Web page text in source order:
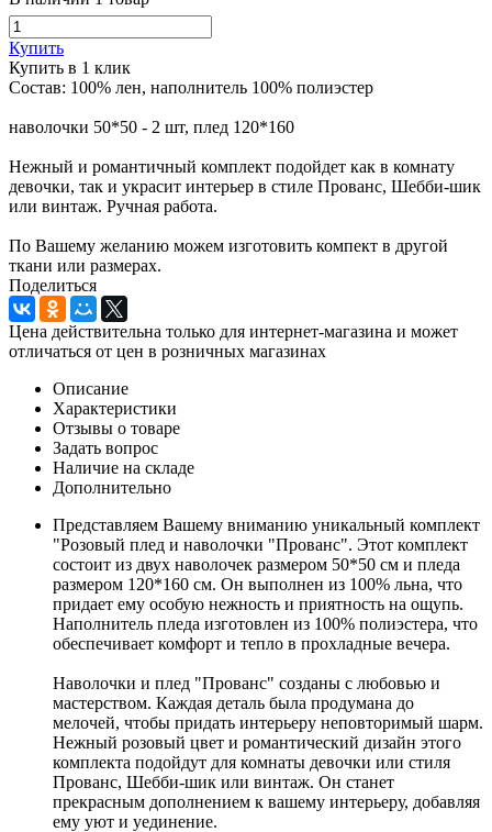
Купить
Купить в 1 клик
Состав: 100% лен, наполнитель 100% полиэстер
наволочки 50*50 - 2 шт, плед 120*160
Нежный и романтичный комплект подойдет как в комнату
девочки, так и украсит интерьер в стиле Прованс, Шебби-шик
или винтаж. Ручная работа.
По Вашему желанию можем изготовить компект в другой
ткани или размерах.
Поделиться
Цена действительна только для интернет-магазина и может
отличаться от цен в розничных магазинах
Описание
Характеристики
Отзывы о товаре
Задать вопрос
Наличие на складе
Дополнительно
Представляем Вашему вниманию уникальный комплект
"Розовый плед и наволочки "Прованс". Этот комплект
состоит из двух наволочек размером 50*50 см и пледа
размером 120*160 см. Он выполнен из 100% льна, что
придает ему особую нежность и приятность на ощупь.
Наполнитель пледа изготовлен из 100% полиэстера, что
обеспечивает комфорт и тепло в прохладные вечера.
Наволочки и плед "Прованс" созданы с любовью и
мастерством. Каждая деталь была продумана до
мелочей, чтобы придать интерьеру неповторимый шарм.
Нежный розовый цвет и романтический дизайн этого
комплекта подойдут для комнаты девочки или стиля
Прованс, Шебби-шик или винтаж. Он станет
прекрасным дополнением к вашему интерьеру, добавляя
ему уют и уединение.